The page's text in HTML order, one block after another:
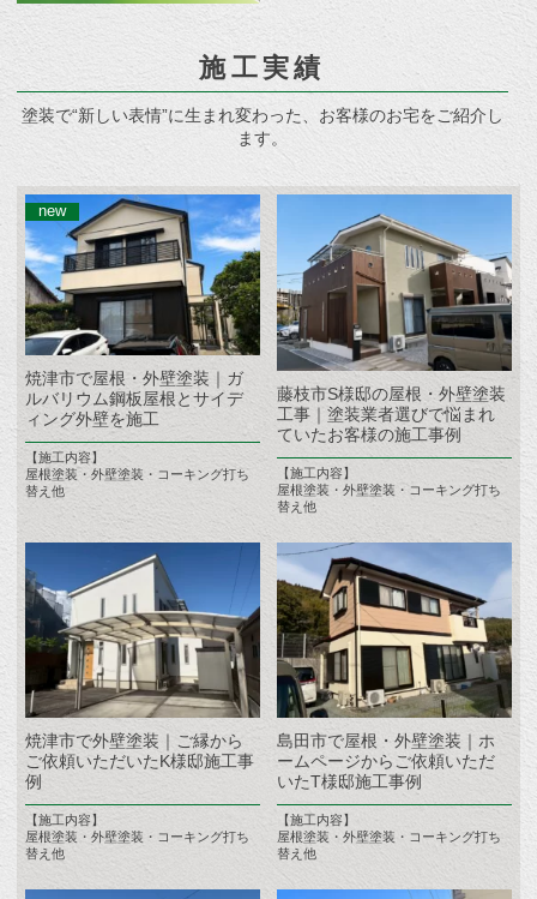
施工実績
塗装で“新しい表情”に生まれ変わった、お客様のお宅をご紹介し
ます。
焼津市で屋根・外壁塗装｜ガ
ルバリウム鋼板屋根とサイデ
ィング外壁を施工
【施工内容】
屋根塗装・外壁塗装・コーキング打ち
替え他
藤枝市S様邸の屋根・外壁塗装
工事｜塗装業者選びで悩まれ
ていたお客様の施工事例
【施工内容】
屋根塗装・外壁塗装・コーキング打ち
替え他
焼津市で外壁塗装｜ご縁から
ご依頼いただいたK様邸施工事
例
【施工内容】
屋根塗装・外壁塗装・コーキング打ち
替え他
島田市で屋根・外壁塗装｜ホ
ームページからご依頼いただ
いたT様邸施工事例
【施工内容】
屋根塗装・外壁塗装・コーキング打ち
替え他